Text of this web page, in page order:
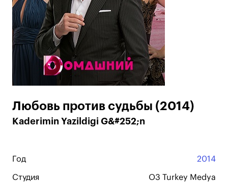
Любовь против судьбы (2014)
Kaderimin Yazildigi G&#252;n
Год 2014
Студия O3 Turkey Medya